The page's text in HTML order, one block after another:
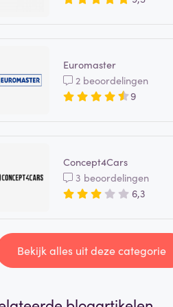
Euromaster
2 beoordelingen
9
Concept4Cars
3 beoordelingen
6,3
Bekijk alles uit deze categorie